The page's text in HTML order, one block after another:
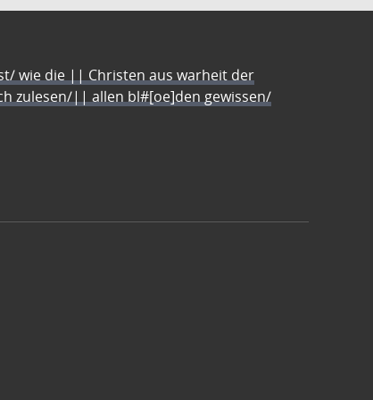
wie die || Christen aus warheit der
zulesen/|| allen bl#[oe]den gewissen/